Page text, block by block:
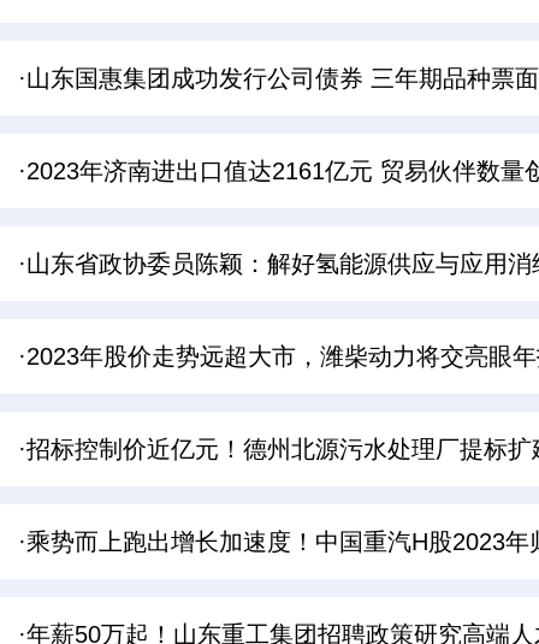
·山东国惠集团成功发行公司债券 三年期品种票
·2023年济南进出口值达2161亿元 贸易伙伴数量
·山东省政协委员陈颖：解好氢能源供应与应用消
·2023年股价走势远超大市，潍柴动力将交亮眼年
·招标控制价近亿元！德州北源污水处理厂提标
·乘势而上跑出增长加速度！中国重汽H股2023
·年薪50万起！山东重工集团招聘政策研究高端